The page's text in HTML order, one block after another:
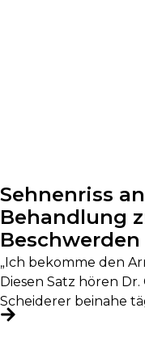
Sehnenriss
Behandlung
„Ich bekomme den
Diesen Satz hören
Scheiderer beinahe